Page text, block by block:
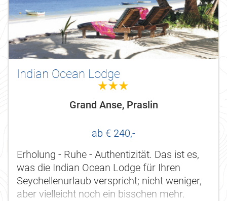
Indian Ocean Lodge
3.0
Grand Anse, Praslin
ab € 240,-
Erholung - Ruhe - Authentizität. Das ist es,
was die Indian Ocean Lodge für Ihren
Seychellenurlaub verspricht; nicht weniger,
aber vielleicht noch ein bisschen mehr.